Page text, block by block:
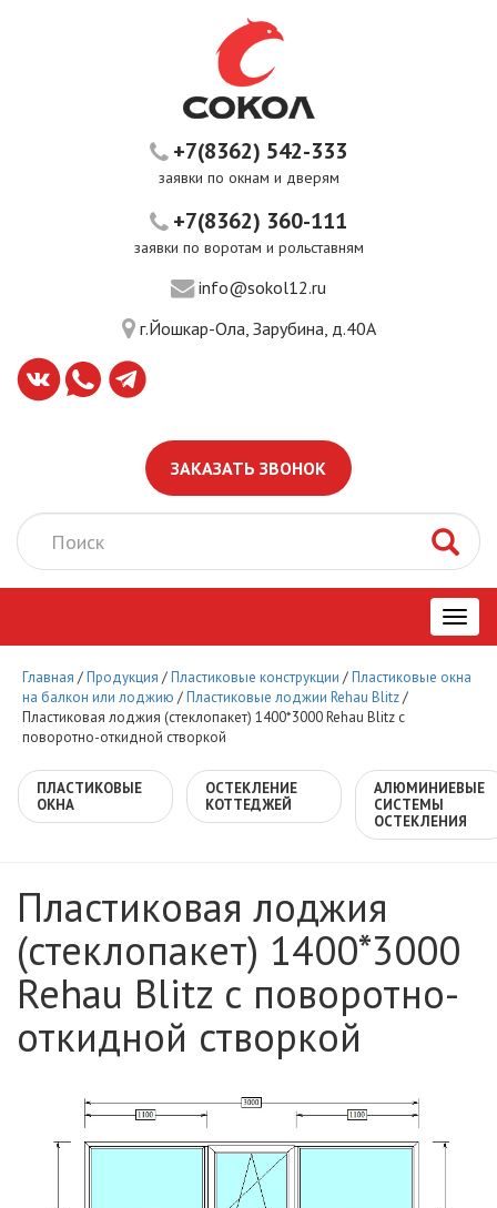
+7(8362) 542-333
заявки по окнам и дверям
+7(8362) 360-111
заявки по воротам и рольставням
info@sokol12.ru
г.Йошкар-Ола, Зарубина, д.40А
ЗАКАЗАТЬ ЗВОНОК
Главная /Продукция /Пластиковые конструкции /Пластиковые окна
на балкон или лоджию /Пластиковые лоджии Rehau Blitz/
Пластиковая лоджия (стеклопакет) 1400*3000 Rehau Blitz с
поворотно-откидной створкой
ПЛАСТИКОВЫЕ
ОКНА
ОСТЕКЛЕНИЕ
КОТТЕДЖЕЙ
АЛЮМИНИЕВЫЕ
СИСТЕМЫ
ОСТЕКЛЕНИЯ
Пластиковая лоджия
(стеклопакет) 1400*3000
Rehau Blitz с поворотно-
откидной створкой